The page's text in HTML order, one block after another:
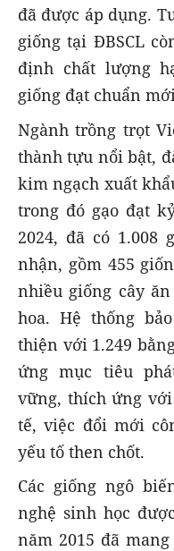
đã được áp dụng.
giống tại ĐBSCL
định chất lượng
giống đạt chuẩn
Ngành trồng trọt
thành tựu nổi bật,
kim ngạch xuất
trong đó gạo đạt
2024, đã có 1.008
nhận, gồm 455
nhiều giống cây
hoa. Hệ thống
thiện với 1.249
ứng mục tiêu
vững, thích ứng
tế, việc đổi mới
yếu tố then chốt.
Các giống ngô
nghệ sinh học
năm 2015 đã